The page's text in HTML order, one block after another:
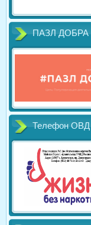
ПАЗЛ ДОБРА
Телефон ОВД